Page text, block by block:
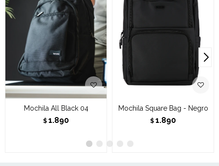
Mochila All Black 04
$ 1.890
Mochila Square Bag - Negro
$ 1.890